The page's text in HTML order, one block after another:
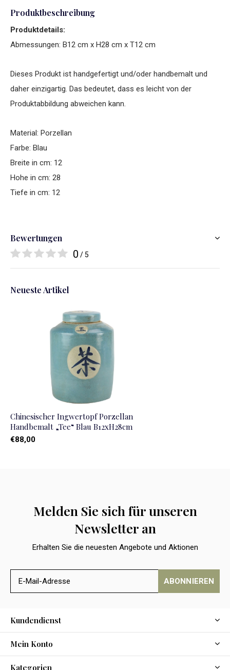
Produktbeschreibung
Produktdetails:
Abmessungen: B12 cm x H28 cm x T12 cm
Dieses Produkt ist handgefertigt und/oder handbemalt und
daher einzigartig. Das bedeutet, dass es leicht von der
Produktabbildung abweichen kann.
Material: Porzellan
Farbe: Blau
Breite in cm: 12
Hohe in cm: 28
Tiefe in cm: 12
Bewertungen
0 / 5
Neueste Artikel
Chinesischer Ingwertopf Porzellan
Handbemalt „Tee“ Blau B12xH28cm
€88,00
Melden Sie sich für unseren
Newsletter an
Erhalten Sie die neuesten Angebote und Aktionen
ABONNIEREN
Kundendienst
Mein Konto
Kategorien